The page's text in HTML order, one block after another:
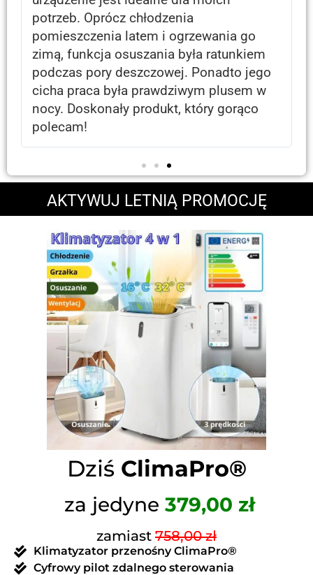
komfort życia. Precyzyjna regulacja
temperatury pozwala mi utrzymać w
domu chłód latem i ciepło zimą, a jego
przenośność umożliwia mi łatwe
przenoszenie go z jednego
pomieszczenia do drugiego. Inwestycja,
którą polecam każdemu!
AKTYWUJ LETNIĄ PROMOCJĘ
Dziś ClimaPro®
za jedyne 379,00 zł
zamiast 758,00 zł
Klimatyzator przenośny ClimaPro®
Cyfrowy pilot zdalnego sterowania